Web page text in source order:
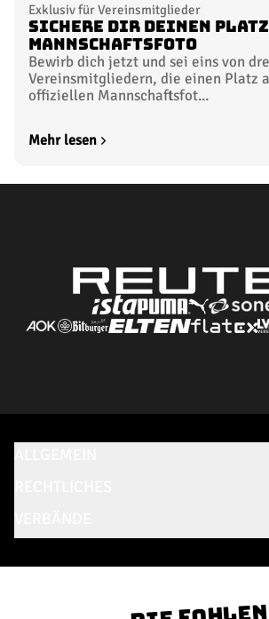
Exklusiv für Vereinsmitglieder
Sichere dir deinen Platz
Mannschaftsfoto
Bewirb dich jetzt und sei eins von
Vereinsmitgliedern, die einen Platz
offiziellen Mannschaftsfot...
Mehr lesen